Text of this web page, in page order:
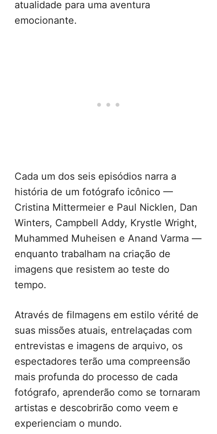
atualidade para uma aventura
emocionante.
Cada um dos seis episódios narra a
história de um fotógrafo icônico —
Cristina Mittermeier e Paul Nicklen, Dan
Winters, Campbell Addy, Krystle Wright,
Muhammed Muheisen e Anand Varma —
enquanto trabalham na criação de
imagens que resistem ao teste do
tempo.
Através de filmagens em estilo vérité de
suas missões atuais, entrelaçadas com
entrevistas e imagens de arquivo, os
espectadores terão uma compreensão
mais profunda do processo de cada
fotógrafo, aprenderão como se tornaram
artistas e descobrirão como veem e
experienciam o mundo.